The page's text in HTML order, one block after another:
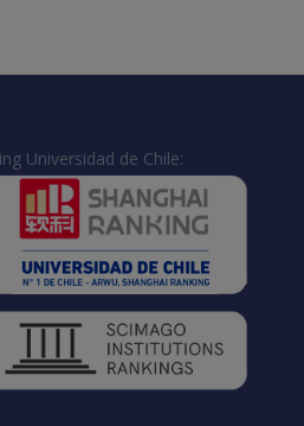
Universidad de Chile: